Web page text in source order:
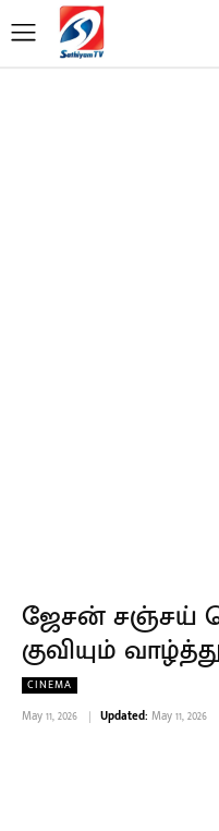
ஜேசன் சஞ்சய்
குவியும்
CINEMA
May 11, 2026 Updated: May 11, 2026